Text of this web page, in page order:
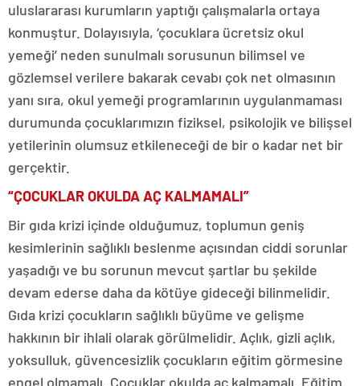
uluslararası kurumların yaptığı çalışmalarla ortaya
konmuştur. Dolayısıyla, ‘çocuklara ücretsiz okul
yemeği’ neden sunulmalı sorusunun bilimsel ve
gözlemsel verilere bakarak cevabı çok net olmasının
yanı sıra, okul yemeği programlarının uygulanmaması
durumunda çocuklarımızın fiziksel, psikolojik ve bilişsel
yetilerinin olumsuz etkileneceği de bir o kadar net bir
gerçektir.
“ÇOCUKLAR OKULDA AÇ KALMAMALI”
Bir gıda krizi içinde olduğumuz, toplumun geniş
kesimlerinin sağlıklı beslenme açısından ciddi sorunlar
yaşadığı ve bu sorunun mevcut şartlar bu şekilde
devam ederse daha da kötüye gideceği bilinmelidir.
Gıda krizi çocukların sağlıklı büyüme ve gelişme
hakkının bir ihlali olarak görülmelidir. Açlık, gizli açlık,
yoksulluk, güvencesizlik çocukların eğitim görmesine
engel olmamalı. Çocuklar okulda aç kalmamalı. Eğitim